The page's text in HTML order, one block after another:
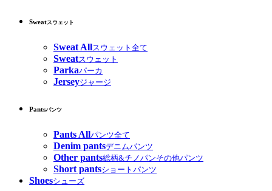
Sweatスウェット
Sweat Allスウェット全て
Sweatスウェット
Parkaパーカ
Jerseyジャージ
Pantsパンツ
Pants Allパンツ全て
Denim pantsデニムパンツ
Other pants総柄&チノパンその他パンツ
Short pantsショートパンツ
Shoesシューズ